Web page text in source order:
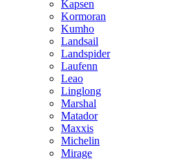
Kapsen
Kormoran
Kumho
Landsail
Landspider
Laufenn
Leao
Linglong
Marshal
Matador
Maxxis
Michelin
Mirage